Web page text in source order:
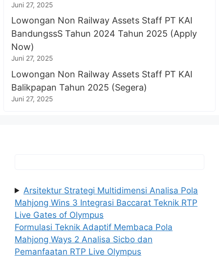
Juni 27, 2025
Lowongan Non Railway Assets Staff PT KAI
BandungssS Tahun 2024 Tahun 2025 (Apply
Now)
Juni 27, 2025
Lowongan Non Railway Assets Staff PT KAI
Balikpapan Tahun 2025 (Segera)
Juni 27, 2025
Arsitektur Strategi Multidimensi Analisa Pola
Mahjong Wins 3 Integrasi Baccarat Teknik RTP
Live Gates of Olympus
Formulasi Teknik Adaptif Membaca Pola
Mahjong Ways 2 Analisa Sicbo dan
Pemanfaatan RTP Live Olympus